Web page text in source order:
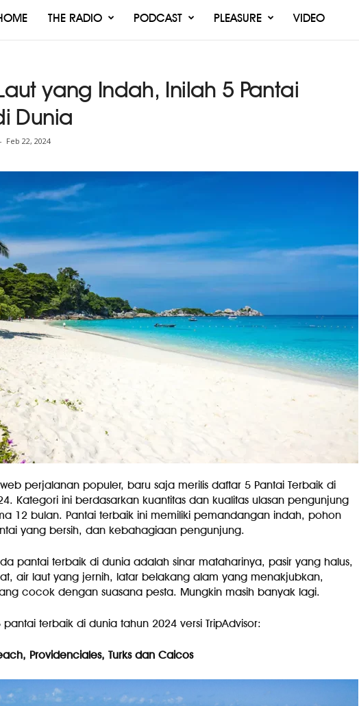
THE RADIO PODCAST PLEASURE VIDEO
yang Indah, Inilah 5 Pantai
Dunia
- Feb 22, 2024
web perjalanan populer, baru saja merilis daftar 5 Pantai Terbaik di
Kategori ini berdasarkan kuantitas dan kualitas ulasan pengunjung
12 bulan. Pantai terbaik ini memiliki pemandangan indah, pohon
yang bersih, dan kebahagiaan pengunjung.
pantai terbaik di dunia adalah sinar mataharinya, pasir yang halus,
air laut yang jernih, latar belakang alam yang menakjubkan,
cocok dengan suasana pesta. Mungkin masih banyak lagi.
terbaik di dunia tahun 2024 versi TripAdvisor:
Providenciales, Turks dan Caicos